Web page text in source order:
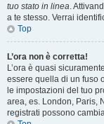
tuo stato in linea.
a te stesso. Verrai
Top
L’ora non è corretta!
L’ora è quasi
essere quella di un fuso
le impostazioni del tuo
area, es. London, Paris,
registrati possono